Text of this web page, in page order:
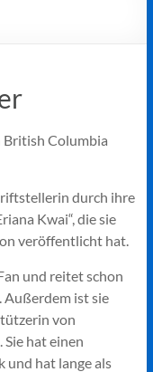
Columbia
durch ihre
Kwai“, die sie
veröffentlicht hat.
und reitet schon
ist sie
von
hat einen
und hat lange als